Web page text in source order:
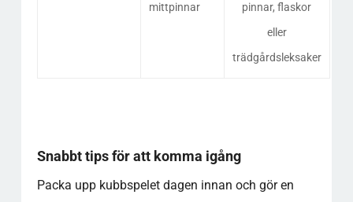
mittpinnar
pinnar, flaskor
eller
trädgårdsleksaker
Snabbt tips för att komma igång
Packa upp kubbspelet dagen innan och gör en